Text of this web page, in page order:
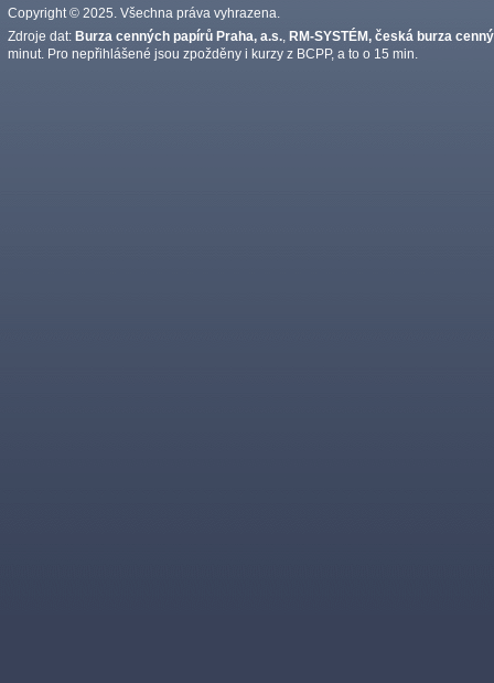
Copyright © 2025. Všechna práva vyhrazena.
Zdroje dat: Burza cenných papírů Praha, a.s. RM-SYSTÉM, česká burza
minut. Pro nepřihlášené jsou zpožděny i kurzy z BCPP, a to o 15 min.